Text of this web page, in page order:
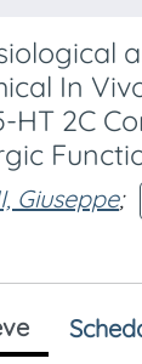
In
HT 2C
Giuseppe;